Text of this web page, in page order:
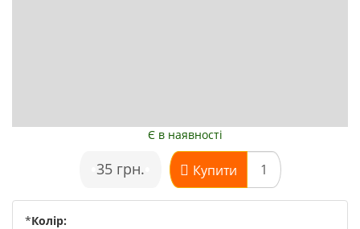
Є в наявності
35 грн. Купити
*Колір: